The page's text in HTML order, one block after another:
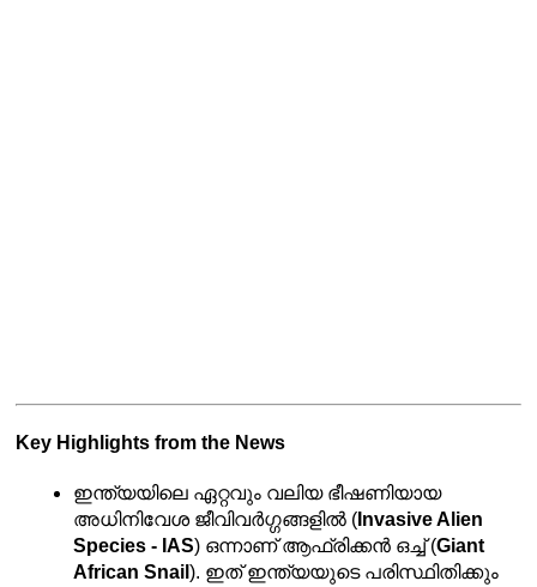
Key Highlights from the News
ഇന്ത്യയിലെ ഏറ്റവും വലിയ ഭീഷണിയായ
അധിനിവേശ ജീവിവർഗ്ഗങ്ങളിൽ ( Invasive Alien
Species - IAS) ഒന്നാണ് ആഫ്രിക്കൻ ഒച്ച് (Giant
African Snail). ഇത് ഇന്ത്യയുടെ പരിസ്ഥിതിക്കും